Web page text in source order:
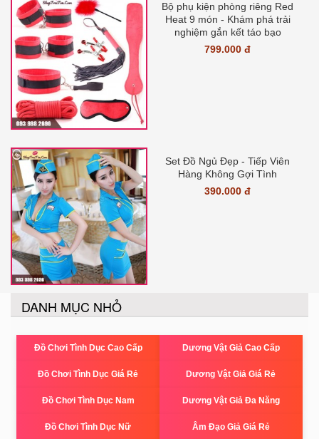
Bộ phụ kiện phòng riêng Red
Heat 9 món - Khám phá trải
nghiệm gắn kết táo bạo
799.000 đ
Set Đồ Ngủ Đẹp - Tiếp Viên
Hàng Không Gợi Tình
390.000 đ
DANH MỤC NHỎ
Đồ Chơi Tình Dục Cao Cấp Dương Vật Giả Cao Cấp
Đồ Chơi Tình Dục Giá Rẻ Dương Vật Giả Giá Rẻ
Đồ Chơi Tình Dục Nam Dương Vật Giả Đa Năng
Đồ Chơi Tình Dục Nữ Âm Đạo Giả Giá Rẻ